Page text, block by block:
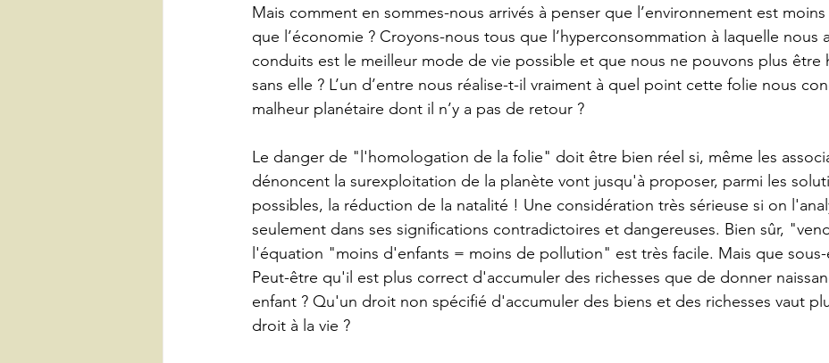
Mais comment en sommes-nous arrivés à penser que l’environnement est
que l’économie ? Croyons-nous tous que l’hyperconsommation à laquelle nous
conduits est le meilleur mode de vie possible et que nous ne pouvons plus être
sans elle ? L’un d’entre nous réalise-t-il vraiment à quel point cette folie nous
malheur planétaire dont il n’y a pas de retour ?
Le danger de "l'homologation de la folie" doit être bien réel si, même les
dénoncent la surexploitation de la planète vont jusqu'à proposer, parmi les
possibles, la réduction de la natalité ! Une considération très sérieuse si on
seulement dans ses significations contradictoires et dangereuses. Bien sûr,
l'équation "moins d'enfants = moins de pollution" est très facile. Mais que
Peut-être qu'il est plus correct d'accumuler des richesses que de donner
enfant ? Qu'un droit non spécifié d'accumuler des biens et des richesses vaut
droit à la vie ?